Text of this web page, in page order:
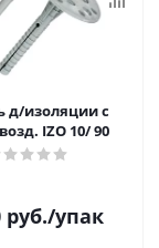
д/изоляции с
IZO 10/ 90
руб./упак